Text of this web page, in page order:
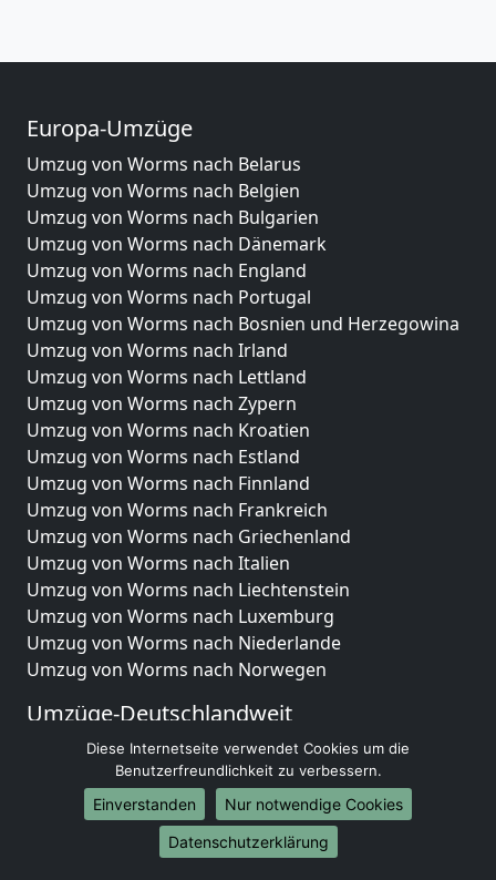
Europa-Umzüge
Umzug von Worms nach Belarus
Umzug von Worms nach Belgien
Umzug von Worms nach Bulgarien
Umzug von Worms nach Dänemark
Umzug von Worms nach England
Umzug von Worms nach Portugal
Umzug von Worms nach Bosnien und Herzegowina
Umzug von Worms nach Irland
Umzug von Worms nach Lettland
Umzug von Worms nach Zypern
Umzug von Worms nach Kroatien
Umzug von Worms nach Estland
Umzug von Worms nach Finnland
Umzug von Worms nach Frankreich
Umzug von Worms nach Griechenland
Umzug von Worms nach Italien
Umzug von Worms nach Liechtenstein
Umzug von Worms nach Luxemburg
Umzug von Worms nach Niederlande
Umzug von Worms nach Norwegen
Umzüge-Deutschlandweit
Umzug von Worms nach Berlin
Umzug von Worms nach Hamburg
Umzug von Worms nach München
Umzug von Worms nach Köln
Umzug von Worms nach Frankfurt am Main
Diese Internetseite verwendet Cookies um die
Benutzerfreundlichkeit zu verbessern.
Einverstanden
Nur notwendige Cookies
Datenschutzerklärung